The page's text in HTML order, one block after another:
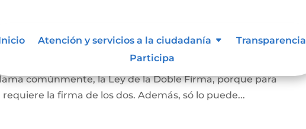
Atención y servicios a la ciudadanía
Transparencia
Participa
familiar
la vivienda que habita la pareja casada o en unión marital
comúnmente, la Ley de la Doble Firma, porque para
la firma de los dos. Además, só lo puede...